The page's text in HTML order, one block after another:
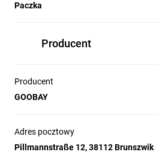
Paczka
Producent
Producent
GOOBAY
Adres pocztowy
Pillmannstraße 12, 38112 Brunszwik